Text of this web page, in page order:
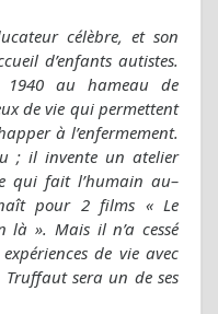
célèbre, et son
d’enfants autistes.
1940 au hameau de
de vie qui permettent
à l’enfermement.
; il invente un atelier
qui fait l’humain au–
pour 2 films « Le
là ». Mais il n’a cessé
de vie avec
Truffaut sera un de ses